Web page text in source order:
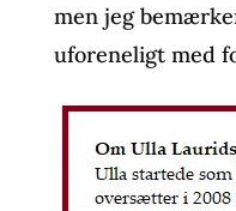
men jeg
uforeneligt med